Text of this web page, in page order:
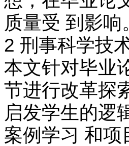
质量受 到影响
2 刑事科学技
本文针对毕业
节进行改革探
启发学生的逻
案例学习 和项